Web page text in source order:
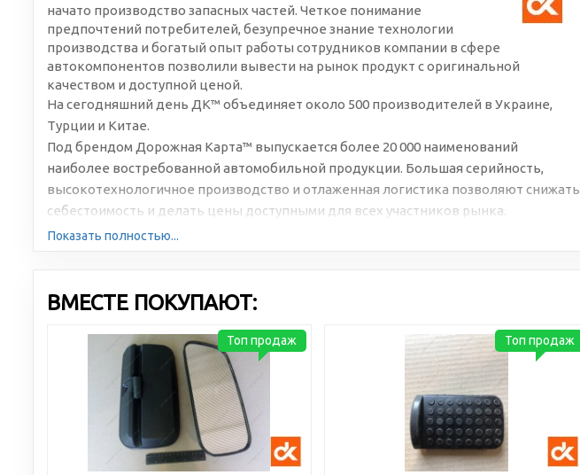
начато производство запасных частей. Четкое понимание
предпочтений потребителей, безупречное знание технологии
производства и богатый опыт работы сотрудников компании в сфере
автокомпонентов позволили вывести на рынок продукт с оригинальной
качеством и доступной ценой.
На сегодняшний день ДК™ объединяет около 500 производителей в Украине,
Турции и Китае.
Под брендом Дорожная Карта™ выпускается более 20 000 наименований
наиболее востребованной автомобильной продукции. Большая серийность,
высокотехнологичное производство и отлаженная логистика позволяют снижать
себестоимость и делать цены доступными для всех участников рынка.
Показать полностью...
ВМЕСТЕ ПОКУПАЮТ:
Топ продаж Топ продаж